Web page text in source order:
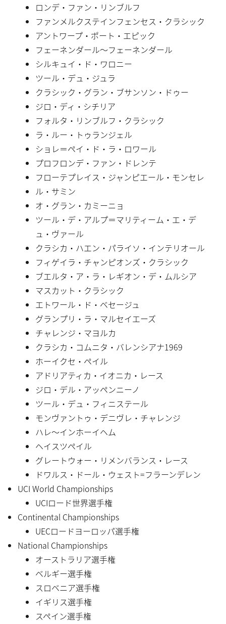
ロンデ・ファン・リンブルフ
ファンメルクステインフェンセス・クラシック
アントワープ・ポート・エピック
フェーネンダール〜フェーネンダール
シルキュイ・ド・ワロニー
ツール・デュ・ジュラ
クラシック・グラン・ブサンソン・ドゥー
ジロ・ディ・シチリア
フォルタ・リンブルフ・クラシック
ラ・ルー・トゥランジェル
ショレ＝ペイ・ド・ラ・ロワール
プロフロンデ・ファン・ドレンテ
フローテプレイス・ジャンピエール・モンセレ
ル・サミン
オ・グラン・カミーニョ
ツール・デ・アルプ＝マリティーム・エ・デ
ュ・ヴァール
クラシカ・ハエン・パライソ・インテリオール
フィゲイラ・チャンピオンズ・クラシック
ブエルタ・ア・ラ・レギオン・デ・ムルシア
マスカット・クラシック
エトワール・ド・ベセージュ
グランプリ・ラ・マルセイエーズ
チャレンジ・マヨルカ
クラシカ・コムニタ・バレンシアナ1969
ホーイクセ・ペイル
アドリアティカ・イオニカ・レース
ジロ・デル・アッペンニーノ
ツール・デュ・フィニステール
モンヴァントゥ・デニヴレ・チャレンジ
ハレ〜インホーイヘム
ヘイスツペイル
グレートウォー・リメンバランス・レース
ドワルス・ドール・ウェスト=フラーンデレン
UCI World Championships
UCIロード世界選手権
Continental Championships
UECロードヨーロッパ選手権
National Championships
オーストラリア選手権
ベルギー選手権
スロベニア選手権
イギリス選手権
スペイン選手権